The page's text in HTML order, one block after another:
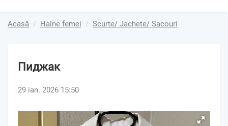
Acasă Haine femei Scurte/ Jachete/ Sacouri
Пиджак
29 ian. 2026 15:50